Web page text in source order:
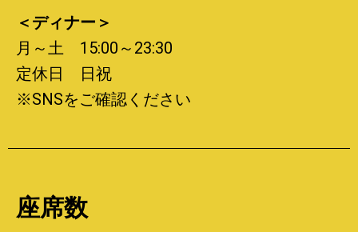
＜ディナー＞
月～土 15:00～23:30
定休日 日祝
※SNSをご確認ください
座席数